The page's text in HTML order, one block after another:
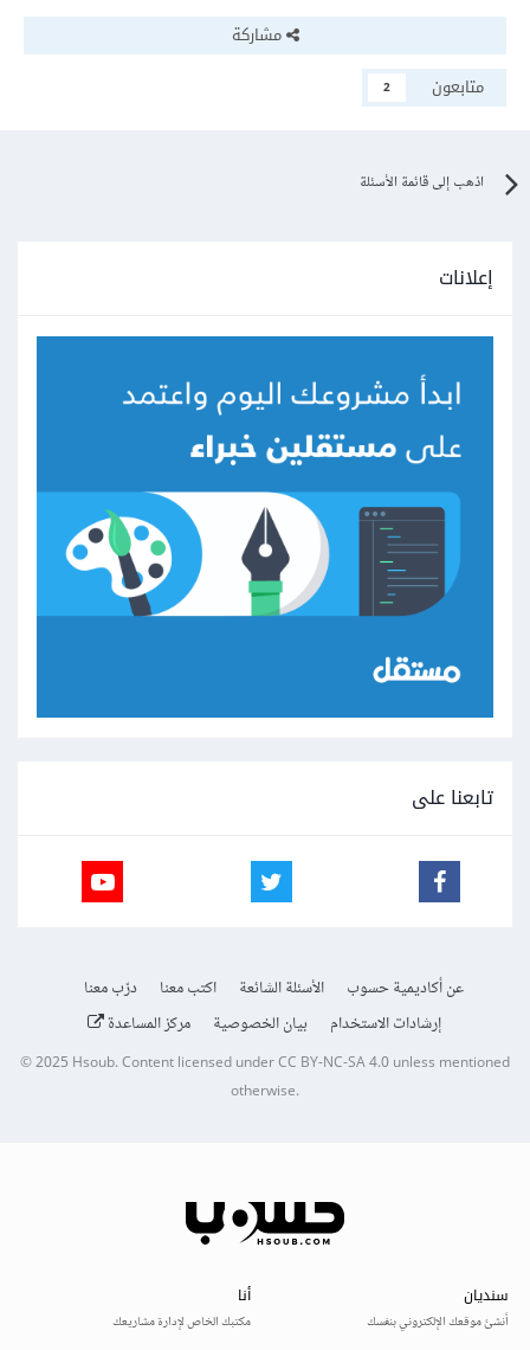
مشاركة
متابعون
2
اذهب إلى قائمة الأسئلة
إعلانات
تابعنا على
عن أكاديمية حسوب الأسئلة الشائعة اكتب معنا
درّب معنا
إرشادات الاستخدام
بيان الخصوصية مركز المساعدة
© 2025Hsoub.Content licensed underCC BY-NC-SA 4.0unless mentioned
otherwise.